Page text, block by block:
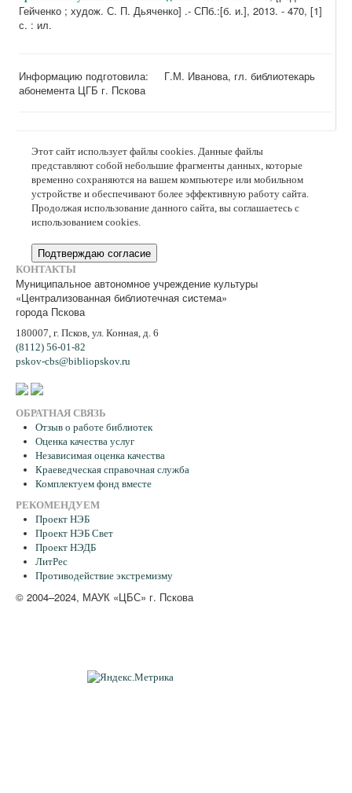
Гейченко ; худож. С. П. Дьяченко] .- СПб.:[б. и.], 2013. - 470, [1]
с. : ил.
Информацию подготовила: Г.М. Иванова, гл. библиотекарь
абонемента ЦГБ г. Пскова
Этот сайт использует файлы cookies. Данные файлы
представляют собой небольшие фрагменты данных, которые
временно сохраняются на вашем компьютере или мобильном
устройстве и обеспечивают более эффективную работу сайта.
Продолжая использование данного сайта, вы соглашаетесь с
использованием cookies.
Подтверждаю согласие
КОНТАКТЫ
Муниципальное автономное учреждение культуры
«Централизованная библиотечная система»
города Пскова
180007, г. Псков, ул. Конная, д. 6
(8112) 56-01-82
pskov-cbs@bibliopskov.ru
ОБРАТНАЯ СВЯЗЬ
Отзыв о работе библиотек
Оценка качества услуг
Независимая оценка качества
Краеведческая справочная служба
Комплектуем фонд вместе
РЕКОМЕНДУЕМ
Проект НЭБ
Проект НЭБ Свет
Проект НЭДБ
ЛитРес
Противодействие экстремизму
© 2004–2024, МАУК «ЦБС» г. Пскова